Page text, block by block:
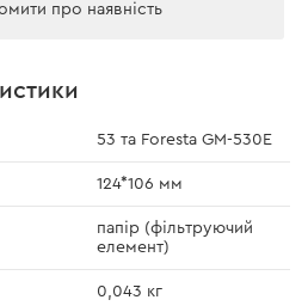
про наявність
53 та Foresta GM-530E
124*106 мм
папір (фільтруючий
елемент)
0,043 кг